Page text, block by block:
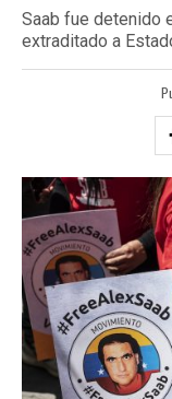
Saab fue detenido
extraditado a